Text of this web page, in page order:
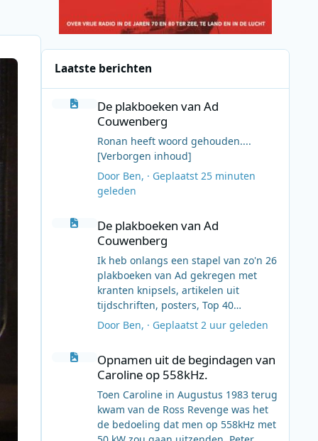
Laatste berichten
De plakboeken van Ad Couwenberg
De plakboeken van Ad
Couwenberg
Ronan heeft woord gehouden....
[Verborgen inhoud]
Door Ben, · Geplaatst 25 minuten
geleden
De plakboeken van Ad Couwenberg
De plakboeken van Ad
Couwenberg
Ik heb onlangs een stapel van zo'n 26
plakboeken van Ad gekregen met
kranten knipsels, artikelen uit
tijdschriften, posters, Top 40
blaadjes, Top 50 posters, etc.
Vandaag heb ik de eerste scans
toe te gaan doen en de scans dan op
Flickr te zetten. Dit is de eerste scan
met kranten artikelen uit juni 1967:
[Verborgen inhoud]
Het album, waar alles terecht moet
Door Ben, · Geplaatst 2 uur geleden
Opnamen uit de begindagen van Caroline op 558kHz.
Opnamen uit de begindagen van
Caroline op 558kHz.
Toen Caroline in Augustus 1983 terug
kwam van de Ross Revenge was het
de bedoeling dat men op 558kHz met